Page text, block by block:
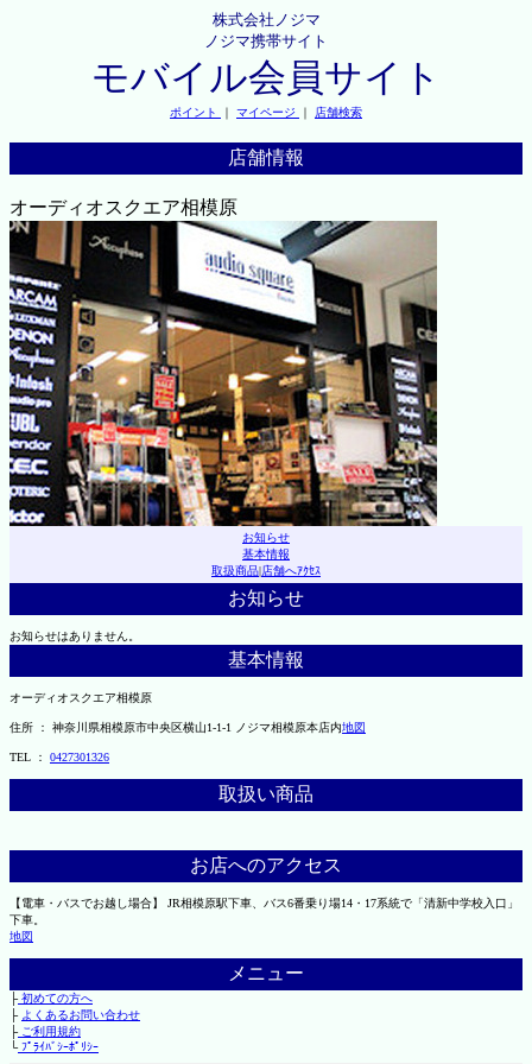
株式会社ノジマ
ノジマ携帯サイト
モバイル会員サイト
ポイント ｜ マイページ ｜ 店舗検索
店舗情報
オーディオスクエア相模原
お知らせ
基本情報
取扱商品|店舗へｱｸｾｽ
お知らせ
お知らせはありません。
基本情報
オーディオスクエア相模原
住所 ： 神奈川県相模原市中央区横山1-1-1 ノジマ相模原本店内地図
TEL ： 0427301326
取扱い商品
お店へのアクセス
【電車・バスでお越し場合】 JR相模原駅下車、バス6番乗り場14・17系統で「清新中学校入口」
下車。
地図
メニュー
├初めての方へ
├ よくあるお問い合わせ
├ご利用規約
└ﾌﾟﾗｲﾊﾞｼｰﾎﾟﾘｼｰ